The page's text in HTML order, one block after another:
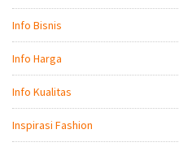
Info Bisnis
Info Harga
Info Kualitas
Inspirasi Fashion